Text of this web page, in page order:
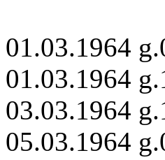
01.03.1964
01.03.1964
03.03.1964
05.03.1964